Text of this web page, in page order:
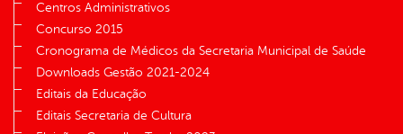
Centros Administrativos
Concurso 2015
Cronograma de Médicos da Secretaria Municipal de Saúde
Downloads Gestão 2021-2024
Editais da Educação
Editais Secretaria de Cultura